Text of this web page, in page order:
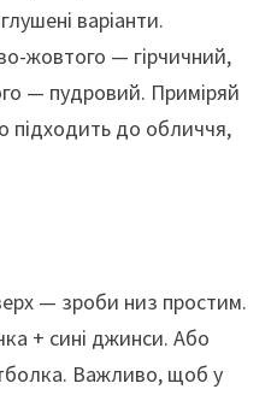
варіанти.
жовтого — гірчичний,
— пудровий. Приміряй
підходить до обличчя,
— зроби низ простим.
+ сині джинси. Або
Важливо, щоб у